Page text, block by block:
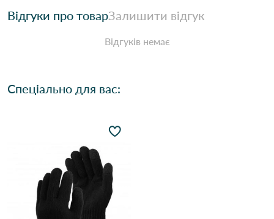
Відгуки про товарЗалишити відгук
Відгуків немає
Спеціально для вас: